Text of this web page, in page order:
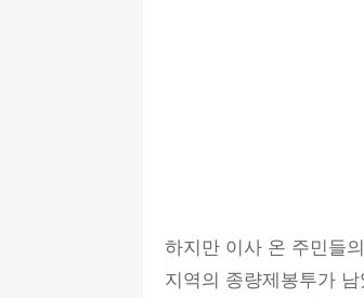
하지만 이사 온 주민들
지역의 종량제봉투가